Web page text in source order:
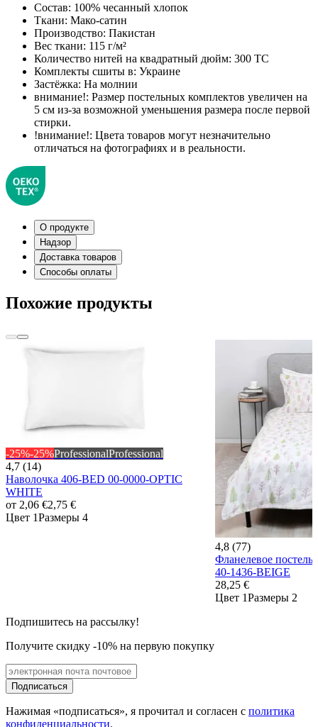
Состав: 100% чесанный хлопок
Ткани: Мако-сатин
Производство: Пакистан
Вес ткани: 115 г/м²
Количество нитей на квадратный дюйм: 300 TC
Комплекты сшиты в: Украине
Застёжка: На молнии
внимание!: Размер постельных комплектов увеличен на
5 см из-за возможной уменьшения размера после первой
стирки.
!внимание!: Цвета товаров могут незначительно
отличаться на фотографиях и в реальности.
О продукте
Надзор
Доставка товаров
Способы оплаты
Похожие продукты
-25%-25%ProfessionalProfessional
4,7 (14)
Наволочка 406-BED 00-0000-OPTIC
WHITE
от 2,06 €2,75 €
Цвет 1Размеры 4
4,8 (77)
Фланелевое
40-1436-BEIGE
28,25 €
Цвет 1Размеры 2
Подпишитесь на рассылку!
Получите скидку -10% на первую покупку
Подписаться
Нажимая «подписаться», я прочитал и согласен с политика
конфиденциальности.